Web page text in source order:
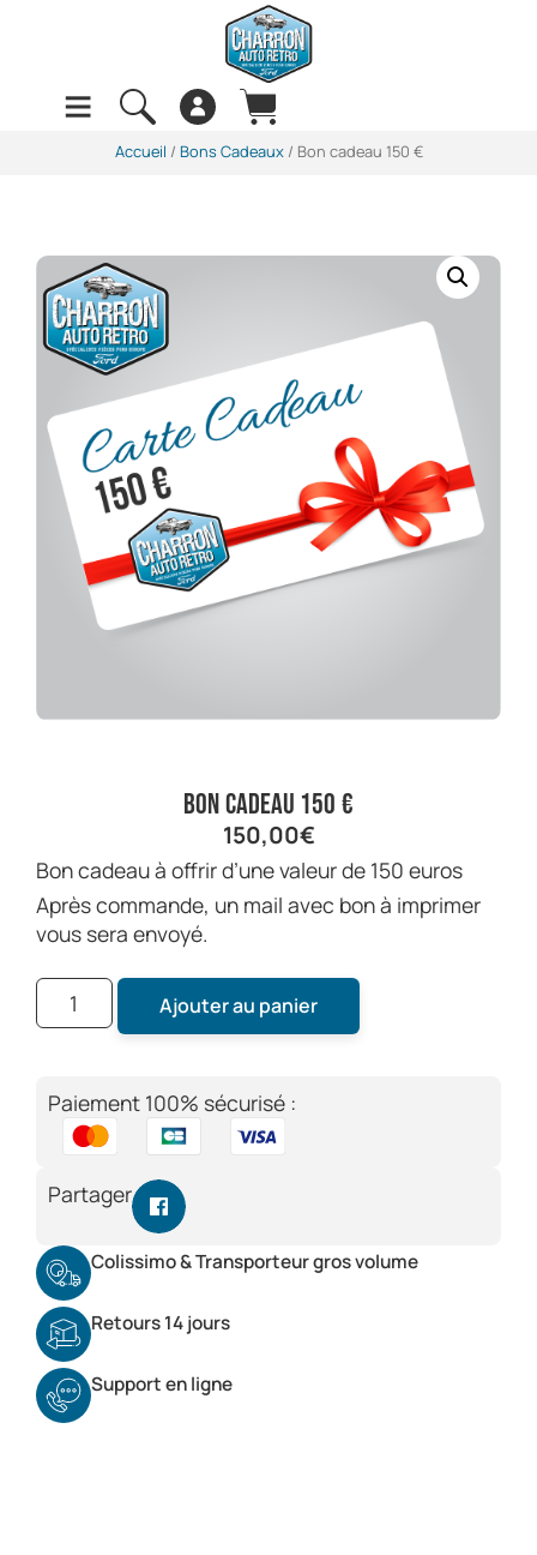
Accueil / Bons Cadeaux/ Bon cadeau 150 €
Bon cadeau 150 €
150,00€
Bon cadeau à offrir d’une valeur de 150 euros
Après commande, un mail avec bon à imprimer
vous sera envoyé.
Ajouter au panier
Paiement 100% sécurisé :
Partager
Colissimo & Transporteur gros volume
Retours 14 jours
Support en ligne